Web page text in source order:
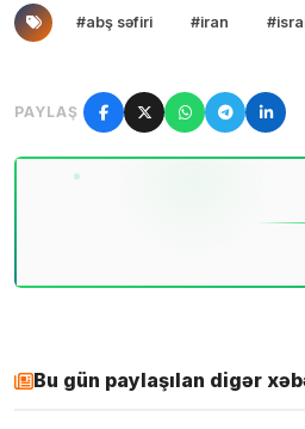
#abş səfiri #iran
PAYLAŞ
Bu gün paylaşılan digər